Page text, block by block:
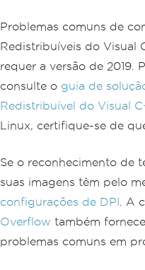
Problemas comuns de
Redistribuíveis do Visual
requer a versão de 2019.
consulte o guia de
Redistribuível do Visual
Linux, certifique-se de
Se o reconhecimento de
suas imagens têm pelo
configurações de DPI . A
Overflow também
problemas comuns em